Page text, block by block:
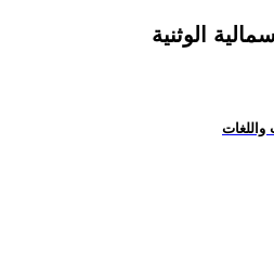
الوثنية
واللغات